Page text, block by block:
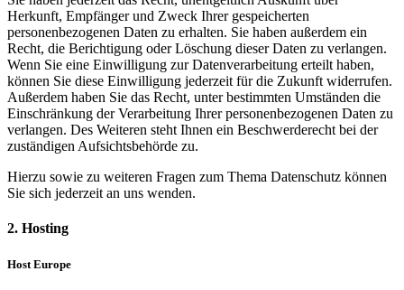
Herkunft, Empfänger und Zweck Ihrer gespeicherten
personenbezogenen Daten zu erhalten. Sie haben außerdem ein
Recht, die Berichtigung oder Löschung dieser Daten zu verlangen.
Wenn Sie eine Einwilligung zur Datenverarbeitung erteilt haben,
können Sie diese Einwilligung jederzeit für die Zukunft widerrufen.
Außerdem haben Sie das Recht, unter bestimmten Umständen die
Einschränkung der Verarbeitung Ihrer personenbezogenen Daten zu
verlangen. Des Weiteren steht Ihnen ein Beschwerderecht bei der
zuständigen Aufsichtsbehörde zu.
Hierzu sowie zu weiteren Fragen zum Thema Datenschutz können
Sie sich jederzeit an uns wenden.
2. Hosting
Host Europe